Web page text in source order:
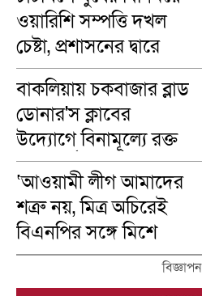
ওয়ারিশি সম্পত্তি দখল
চেষ্টা, প্রশাসনের দ্বারে
ভুক্তভোগীরা
বাকলিয়ায় চকবাজার ব্লাড
ডোনার'স ক্লাবের
উদ্যোগে বিনামূল্যে রক্ত
গ্রুপ নির্ণয়
‘আওয়ামী লীগ আমাদের
শত্রু নয়, মিত্র অচিরেই
বিএনপির সঙ্গে মিশে
যাবে’—দিরাইয়ে এমপি
নাছির চৌধুরী।
বিজ্ঞাপন